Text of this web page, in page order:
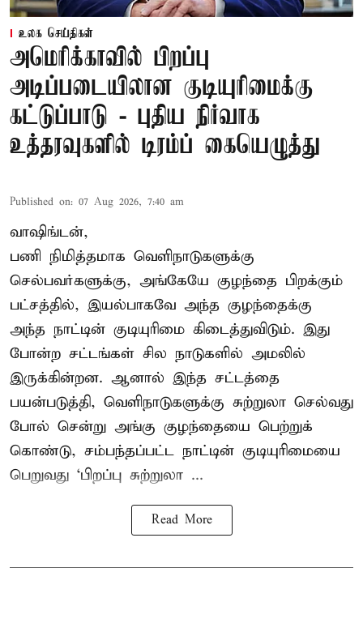
உலக செய்திகள்
அமெரிக்காவில் பிறப்பு
அடிப்படையிலான குடியுரிமைக்கு
கட்டுப்பாடு - புதிய நிர்வாக
உத்தரவுகளில் டிரம்ப் கையெழுத்து
Published on: 07 Aug 2026, 7:40 am
வாஷிங்டன்,
பணி நிமித்தமாக வெளிநாடுகளுக்கு
செல்பவர்களுக்கு, அங்கேயே குழந்தை பிறக்கும்
பட்சத்தில், இயல்பாகவே அந்த குழந்தைக்கு
அந்த நாட்டின் குடியுரிமை கிடைத்துவிடும். இது
போன்ற சட்டங்கள் சில நாடுகளில் அமலில்
இருக்கின்றன. ஆனால் இந்த சட்டத்தை
பயன்படுத்தி, வெளிநாடுகளுக்கு சுற்றுலா செல்வது
போல் சென்று அங்கு குழந்தையை பெற்றுக்
கொண்டு, சம்பந்தப்பட்ட நாட்டின் குடியுரிமையை
பெறுவது ‘பிறப்பு சுற்றுலா ...
Read More